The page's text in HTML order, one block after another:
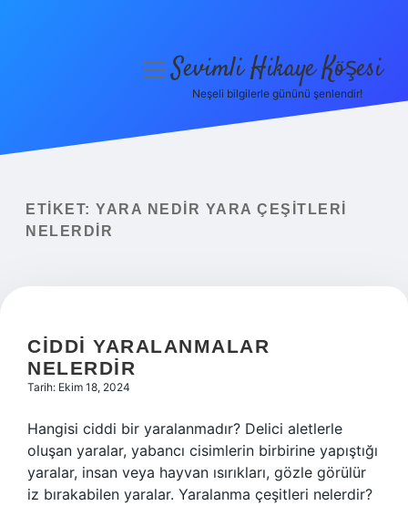
Yasal Uyarı
menüyüSevimli Hikaye Köşesi
Neşeli bilgilerle gününü şenlendir!
ETIKET: YARA NEDIR YARA ÇEŞITLERI
NELERDIR
CIDDI YARALANMALAR
NELERDIR
Tarih: Ekim 18, 2024
Hangisi ciddi bir yaralanmadır? Delici aletlerle
oluşan yaralar, yabancı cisimlerin birbirine yapıştığı
yaralar, insan veya hayvan ısırıkları, gözle görülür
iz bırakabilen yaralar. Yaralanma çeşitleri nelerdir?